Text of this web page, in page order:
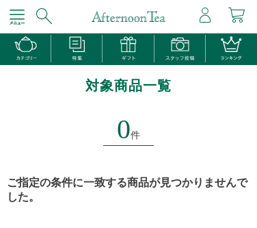
対象商品一覧
0件
ご指定の条件に一致する商品が見つかりませんで
した。